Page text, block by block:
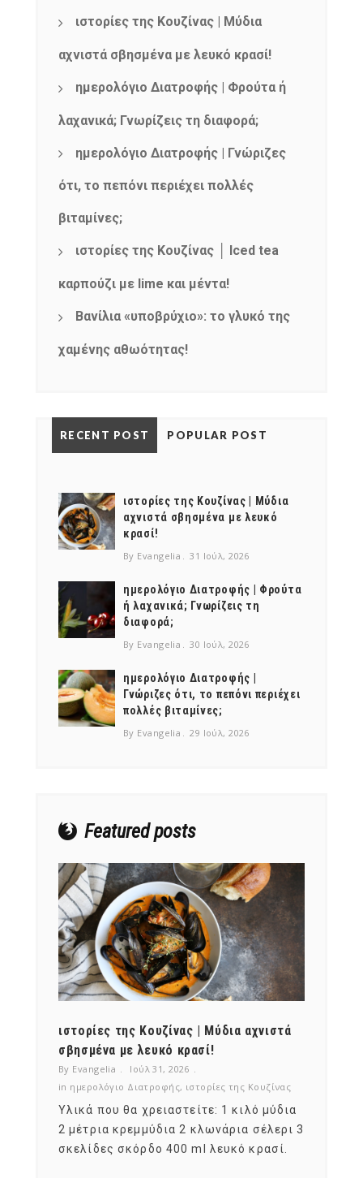
ιστορίες της Κουζίνας | Μύδια
αχνιστά σβησμένα με λευκό κρασί!
ημερολόγιο Διατροφής | Φρούτα ή
λαχανικά; Γνωρίζεις τη διαφορά;
ημερολόγιο Διατροφής | Γνώριζες
ότι, το πεπόνι περιέχει πολλές
βιταμίνες;
ιστορίες της Κουζίνας │ Iced tea
καρπούζι με lime και μέντα!
Βανίλια «υποβρύχιο»: το γλυκό της
χαμένης αθωότητας!
RECENT POST POPULAR POST
ιστορίες της Κουζίνας | Μύδια
αχνιστά σβησμένα με λευκό
κρασί!
By Evangelia 31 Ιούλ, 2026
ημερολόγιο Διατροφής | Φρούτα
ή λαχανικά; Γνωρίζεις τη
διαφορά;
By Evangelia 30 Ιούλ, 2026
ημερολόγιο Διατροφής |
Γνώριζες ότι, το πεπόνι περιέχει
πολλές βιταμίνες;
By Evangelia 29 Ιούλ, 2026
Featured posts
ιστορίες της Κουζίνας | Μύδια αχνιστά
σβησμένα με λευκό κρασί!
By Evangelia
Ιούλ 31, 2026
in ημερολόγιο Διατροφής, ιστορίες της Κουζίνας
Υλικά που θα χρειαστείτε: 1 κιλό μύδια
2 μέτρια κρεμμύδια 2 κλωνάρια σέλερι 3
σκελίδες σκόρδο 400 ml λευκό κρασί.